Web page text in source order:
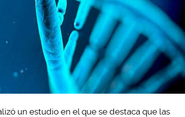
un estudio en el que se destaca que las